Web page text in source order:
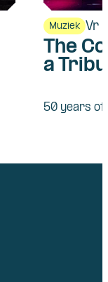
Muziek Vr
The
a
50 years of